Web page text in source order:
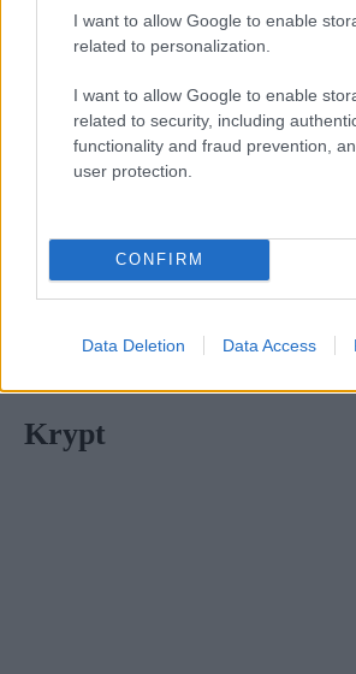
I want to allow Google to enable
related to personalization.
I want to allow Google to enable
related to security, including
functionality and fraud prevention,
user protection.
CONFIRM
Data Deletion Data Access
Ετοιμαστείτε για υπέροχα κοκτέιλ
την ανάσα σε αυτό το
Stephansdom. Εσείς απλά
στο παράθυρο για να απολαύσετε
www.dasloftwien.at
Krypt